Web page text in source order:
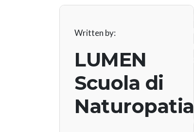
Written by:
LUMEN
Scuola di
Naturopatia